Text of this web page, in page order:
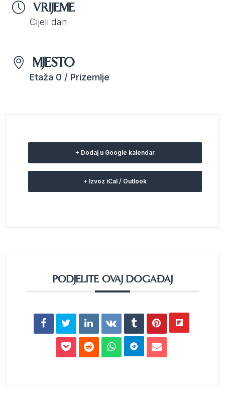
VRIJEME
Cijeli dan
MJESTO
Etaža 0 / Prizemlje
+ Dodaj u Google kalendar
+ Izvoz iCal / Outlook
PODJELITE OVAJ DOGAĐAJ